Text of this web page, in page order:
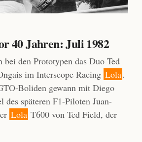
40 Jahren: Juli 1982
den Prototypen das Duo Ted
im Interscope Racing Lola.
Boliden gewann mit Diego
des späteren F1-Piloten Juan-
Lola T600 von Ted Field, der